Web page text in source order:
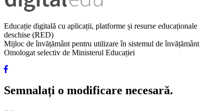
Educație digitală cu aplicații, platforme și resurse educaționale
deschise (RED)
Mijloc de învățământ pentru utilizare în sistemul de învățământ
Omologat selectiv de Ministerul Educației
Semnalați o modificare necesară.